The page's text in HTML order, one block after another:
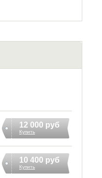
12 000 руб
Купить
10 400 руб
Купить